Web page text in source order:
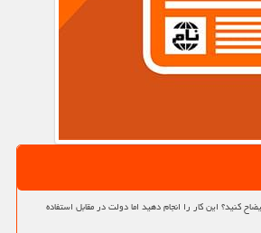
کنید؟ این کار را انجام دهید اما دولت در مقابل استفاده